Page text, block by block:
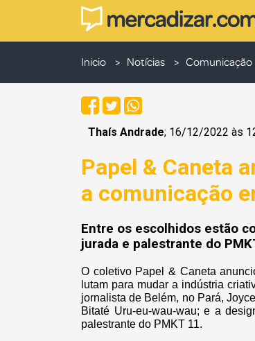
Inicio Notícias Comunicação
Thaís Andrade; 16/12/2022 às
Papel & Caneta
a comunicação
Entre os escolhidos estão
jurada e palestrante do
O coletivo Papel & Caneta
lutam para mudar a indústria
jornalista de Belém, no Pará,
Bitaté Uru-eu-wau-wau; e a
palestrante do PMKT 11.